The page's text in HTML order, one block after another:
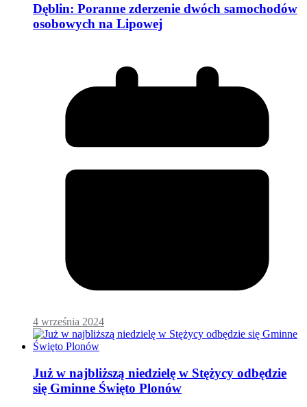
Dęblin: Poranne zderzenie dwóch samochodów
osobowych na Lipowej
4 września 2024
Już w najbliższą niedzielę w Stężycy odbędzie
się Gminne Święto Plonów